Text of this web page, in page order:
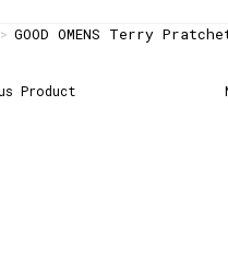
> GOOD OMENS Terry
Product